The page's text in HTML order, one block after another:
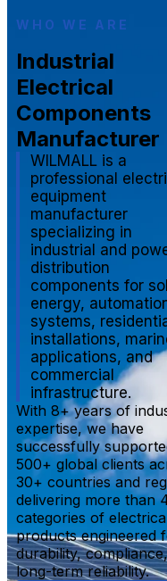
WHO WE ARE
Industrial
Electrical
Components
Manufacturer
WILMALL is a
professional
equipment
manufacturer
specializing in
industrial and
distribution
components for
energy,
systems,
installations,
applications, and
commercial
infrastructure.
With 8+ years of
expertise, we have
successfully
500+ global clients
30+ countries and
delivering more than
categories of
products engineered
durability,
long-term reliability.